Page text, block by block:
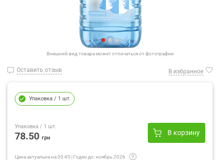
Внешний вид товара может отличаться от фотографии
Оставить отзыв В избранное
Упаковка / 1 шт.
Упаковка / 1 шт.
78.50 грн
В корзину
Цена актуальна на00:45 | Годен до:ноябрь 2026